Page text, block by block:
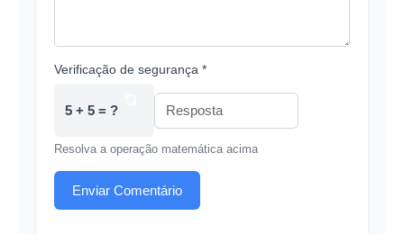
Verificação de segurança *
5 + 5 = ?
Resolva a operação matemática acima
Enviar Comentário